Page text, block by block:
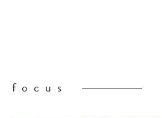
focus